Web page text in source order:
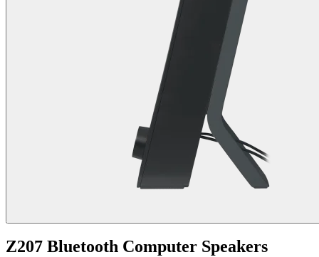
Z207 Bluetooth Computer Speakers